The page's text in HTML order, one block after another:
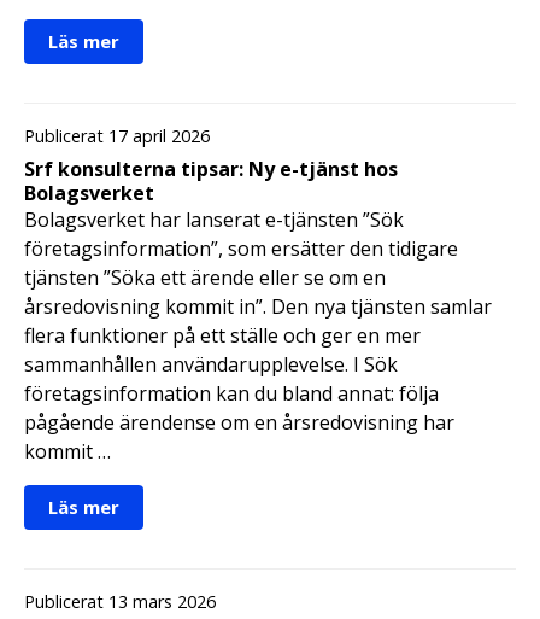
Läs mer
Publicerat 17 april 2026
Srf konsulterna tipsar: Ny e-tjänst hos
Bolagsverket
Bolagsverket har lanserat e-tjänsten ”Sök
företagsinformation”, som ersätter den tidigare
tjänsten ”Söka ett ärende eller se om en
årsredovisning kommit in”. Den nya tjänsten samlar
flera funktioner på ett ställe och ger en mer
sammanhållen användarupplevelse. I Sök
företagsinformation kan du bland annat: följa
pågående ärendense om en årsredovisning har
kommit …
Läs mer
Publicerat 13 mars 2026